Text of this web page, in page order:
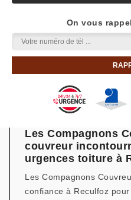
On vous
Les Compagnons
couvreur
urgences toiture à
Les Compagnons
confiance à Reculfoz